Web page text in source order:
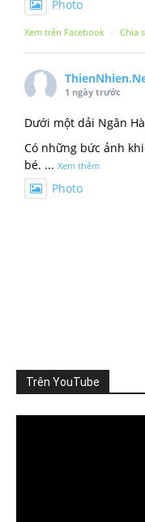
Photo
Xem trên Facebook · Chia
1 ngày trước
Dưới một dải Ngân
Có những bức ảnh
bé. ... Xem thêm
Photo
Photo
Trên YouTube